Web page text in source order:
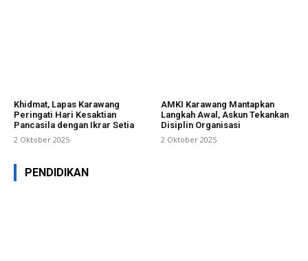
Khidmat, Lapas Karawang
Peringati Hari Kesaktian
Pancasila dengan Ikrar Setia
2 Oktober 2025
AMKI Karawang Mantapkan
Langkah Awal, Askun Tekankan
Disiplin Organisasi
2 Oktober 2025
PENDIDIKAN